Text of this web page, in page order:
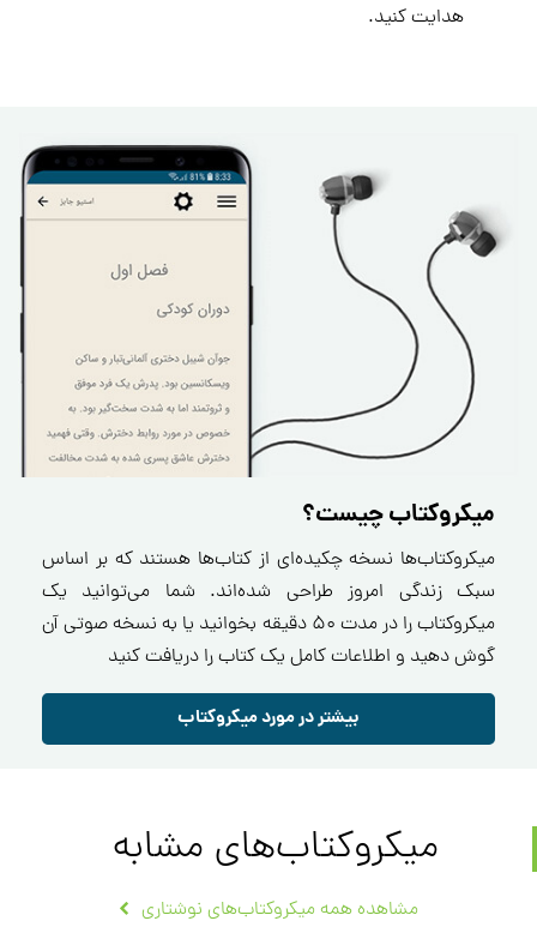
هدایت کنید.
میکروکتاب چیست؟
میکروکتاب‌ها نسخه چکیده‌ای از کتاب‌ها هستند که بر اساس
سبک زندگی امروز طراحی شده‌اند. شما می‌توانید یک
میکروکتاب را در مدت ۵۰ دقیقه بخوانید یا به نسخه صوتی آن
گوش دهید و اطلاعات کامل یک کتاب را دریافت کنید
بیشتر در مورد میکروکتاب
میکروکتاب‌های مشابه
مشاهده همه میکروکتاب‌های نوشتاری